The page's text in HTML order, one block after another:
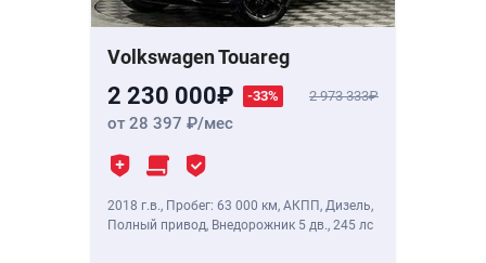
Volkswagen Touareg
2 230 000 -33% 2 973 333
от 28 397 /мес
2018 г.в., Пробег: 63 000 км, АКПП, Дизель,
Полный привод, Внедорожник 5 дв., 245 лс